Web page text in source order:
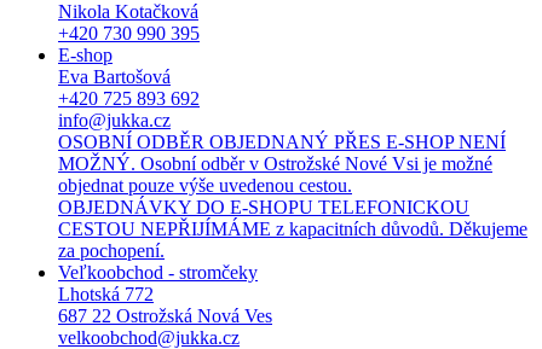
Nikola Kotačková
+420 730 990 395
E-shop
Eva Bartošová
+420 725 893 692
info@jukka.cz
OSOBNÍ ODBĚR OBJEDNANÝ PŘES E-SHOP NENÍ
MOŽNÝ. Osobní odběr v Ostrožské Nové Vsi je možné
objednat pouze výše uvedenou cestou.
OBJEDNÁVKY DO E-SHOPU TELEFONICKOU
CESTOU NEPŘIJÍMÁME z kapacitních důvodů. Děkujeme
za pochopení.
Veľkoobchod - stromčeky
Lhotská 772
687 22 Ostrožská Nová Ves
velkoobchod@jukka.cz